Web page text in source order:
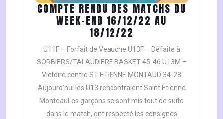
COMPTE RENDU DES MATCHS DU
WEEK-END 16/12/22 AU
18/12/22
RENDU
DES
MATCHS
DU
WEEK-
END
16/12/22
U11F – Forfait de Veauche U13F – Défaite à
SORBIERS/TALAUDIERE BASKET 45-46 U13M –
Victoire contre ST ETIENNE MONTAUD 34-28
Aujourd’hui les U13 rencontraient Saint Étienne
MonteauLes garçons se sont mis tout de suite
dans le match, ont respecté les consignes